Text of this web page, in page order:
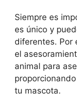
Siempre es
es único y
diferentes. Por
el
animal para
tu mascota.